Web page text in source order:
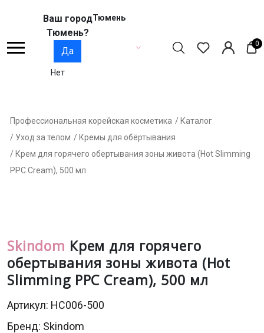
Ваш город
Тюмень?
Да
Нет
Тюмень
0
Профессиональная корейская косметика / Каталог
/ Уход за телом / Кремы для обёртывания
/ Крем для горячего обертывания зоны живота (Hot Slimming
РРС Cream), 500 мл
Skindom Крем для горячего
обертывания зоны живота (Hot
Slimming РРС Cream), 500 мл
Артикул: HC006-500
Бренд: Skindom